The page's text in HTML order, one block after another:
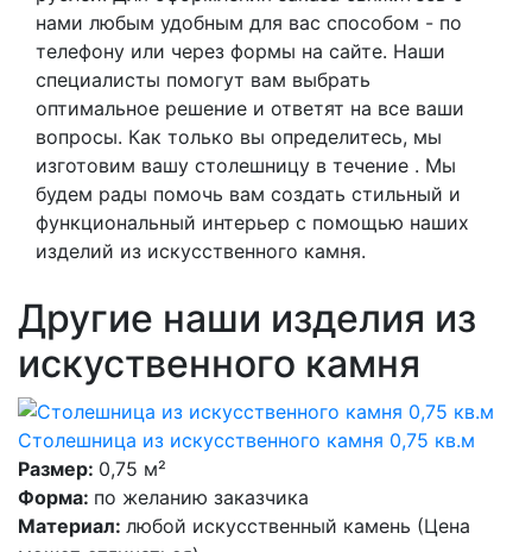
нами любым удобным для вас способом - по
телефону или через формы на сайте. Наши
специалисты помогут вам выбрать
оптимальное решение и ответят на все ваши
вопросы. Как только вы определитесь, мы
изготовим вашу столешницу в течение . Мы
будем рады помочь вам создать стильный и
функциональный интерьер с помощью наших
изделий из искусственного камня.
Другие наши изделия из
искуственного камня
Столешница из искусственного камня 0,75 кв.м
Размер: 0,75 м²
Форма: по желанию заказчика
Материал: любой искусственный камень (Цена